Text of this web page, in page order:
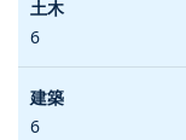
6
6